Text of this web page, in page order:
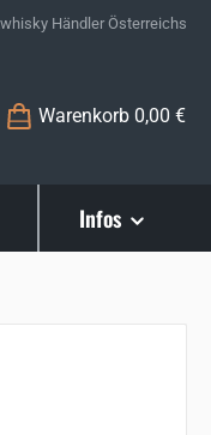
Händler Österreichs
Merkzettel
Warenkorb 0,00 €
Infos